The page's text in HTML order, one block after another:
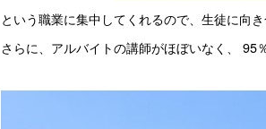
という職業に集中してくれるので、生徒に向
さらに、アルバイトの講師がほぼいなく、